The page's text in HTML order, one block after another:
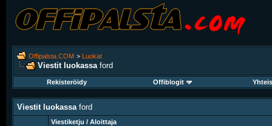
Offipalsta.COM > Luokat
Viestit luokassa ford
Rekisteröidy Offiblogit
Viestit luokassa ford
Viestiketju / Aloittaja